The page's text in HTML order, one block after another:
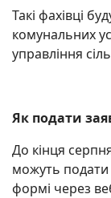
Такі фахівці
комунальних
управління
Як подати
До кінця
можуть подати
формі через